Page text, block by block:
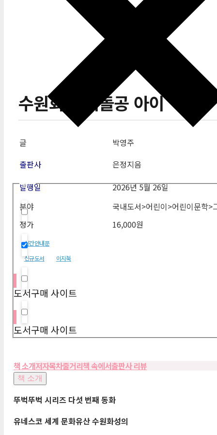
필터
Hidden label
Hidden label
Hidden label
수원화성 벽돌공 아이
글
박영주
출판사
은정지음
발행일
2026년 5월 26일
분야
국내도서>어린이>어린이문학>
정가
16,000원
신간안내문
신규도서
이지북
도서구매 사이트
도서구매 사이트
책 소개저자목차줄거리책 속에서출판사 리뷰
책 소개
뚜벅뚜벅 시리즈 다섯 번째 동화
유네스코 세계 문화유산 수원화성의